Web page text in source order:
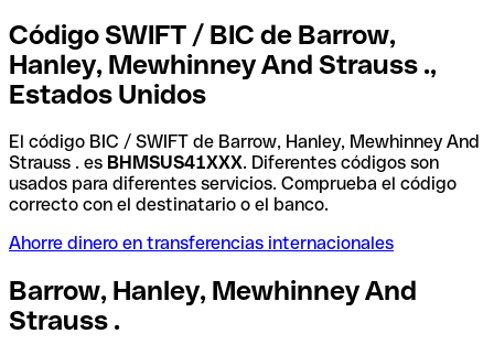
Código SWIFT / BIC de Barrow,
Hanley, Mewhinney And Strauss .,
Estados Unidos
El código BIC / SWIFT de Barrow, Hanley, Mewhinney And
Strauss . es BHMSUS41XXX. Diferentes códigos son
usados para diferentes servicios. Comprueba el código
correcto con el destinatario o el banco.
Ahorre dinero en transferencias internacionales
Barrow, Hanley, Mewhinney And
Strauss .